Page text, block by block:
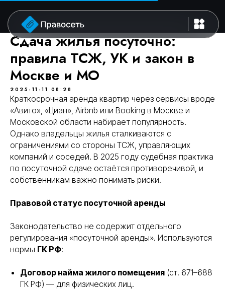
Сдача жилья посуточно:
правила ТСЖ, УК и закон в
Москве и МО
2025-11-11 08:28
Краткосрочная аренда квартир через сервисы вроде
«Авито», «Циан», Airbnb или Booking в Москве и
Московской области набирает популярность.
Однако владельцы жилья сталкиваются с
ограничениями со стороны ТСЖ, управляющих
компаний и соседей. В 2025 году судебная практика
по посуточной сдаче остаётся противоречивой, и
собственникам важно понимать риски.
Правовой статус посуточной аренды
Законодательство не содержит отдельного
регулирования «посуточной аренды». Используются
нормы ГК РФ:
Договор найма жилого помещения (ст. 671–688
ГК РФ) — для физических лиц.